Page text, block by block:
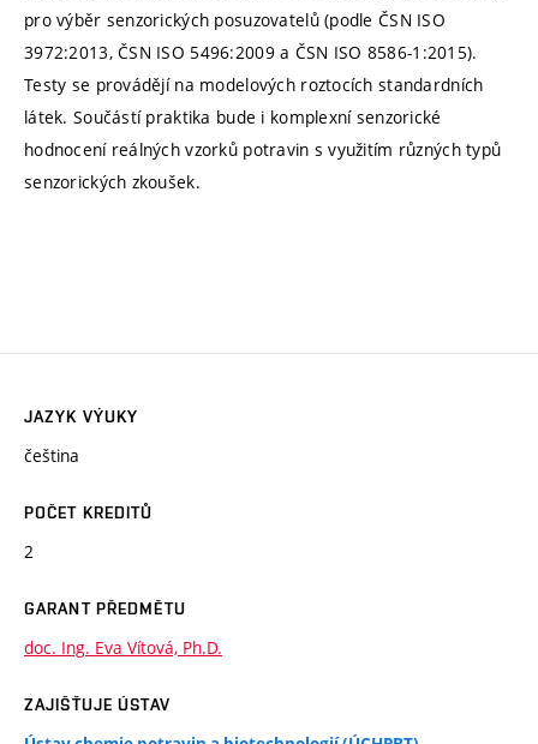
pro výběr senzorických posuzovatelů (podle ČSN ISO
3972:2013, ČSN ISO 5496:2009 a ČSN ISO 8586-1:2015).
Testy se provádějí na modelových roztocích standardních
látek. Součástí praktika bude i komplexní senzorické
hodnocení reálných vzorků potravin s využitím různých typů
senzorických zkoušek.
JAZYK VÝUKY
čeština
POČET KREDITŮ
2
GARANT PŘEDMĚTU
doc. Ing. Eva Vítová, Ph.D.
ZAJIŠŤUJE ÚSTAV